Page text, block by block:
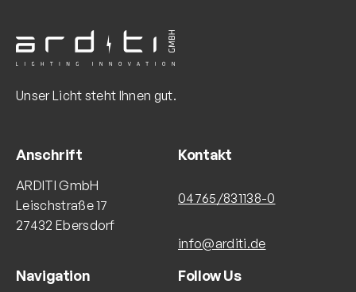
Unser Licht steht Ihnen gut.
Anschrift
ARDITI GmbH
Leischstraße 17
27432 Ebersdorf
Kontakt
04765/831138-0
info@arditi.de
Navigation Follow Us